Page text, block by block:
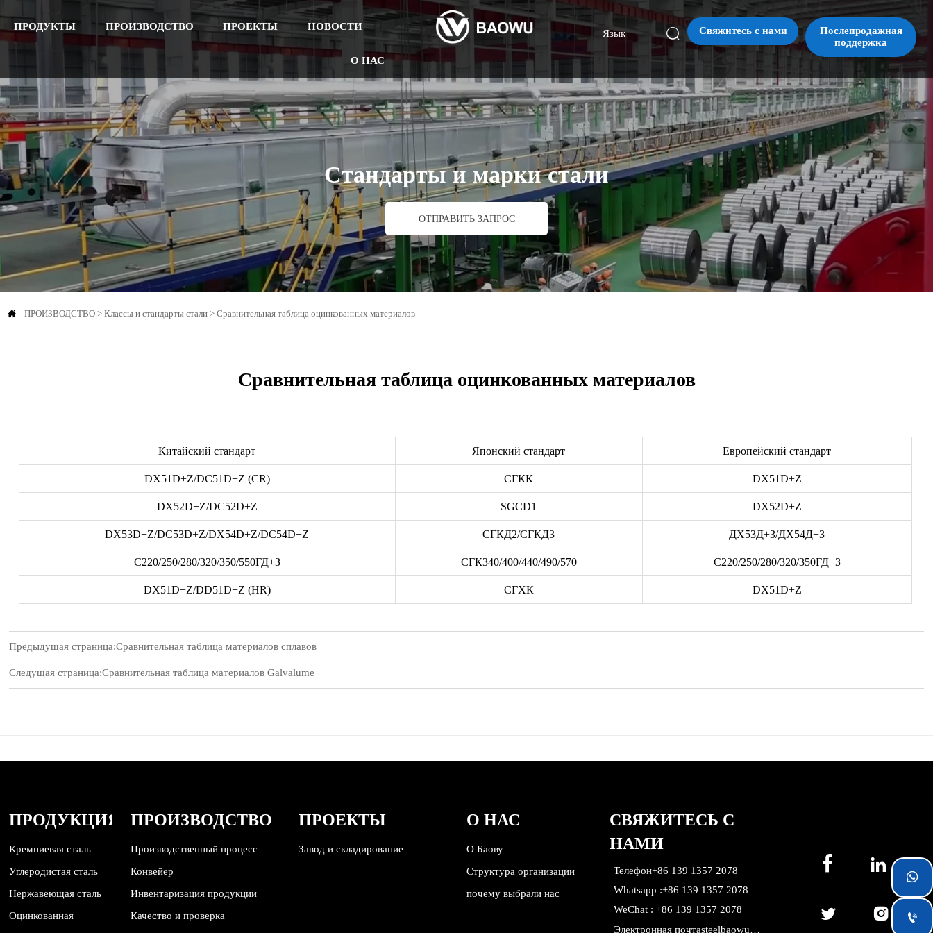
ПРОДУКТЫ ПРОИЗВОДСТВО ПРОЕКТЫ НОВОСТИ
О НАС
Язык  Свяжитесь с нами
Послепродажная
поддержка
Стандарты и марки стали
ОТПРАВИТЬ ЗАПРОС
 ПРОИЗВОДСТВО > Классы и стандарты стали > Сравнительная таблица оцинкованных материалов
Сравнительная таблица оцинкованных материалов
Китайский стандарт Японский стандарт Европейский стандарт
DX51D+Z/DC51D+Z (CR) СГКК DX51D+Z
DX52D+Z/DC52D+Z SGCD1 DX52D+Z
DX53D+Z/DC53D+Z/DX54D+Z/DC54D+Z СГКД2/СГКД3 ДХ53Д+З/ДХ54Д+З
С220/250/280/320/350/550ГД+З СГК340/400/440/490/570 С220/250/280/320/350ГД+З
DX51D+Z/DD51D+Z (HR) СГХК DX51D+Z
Предыдущая страница:Сравнительная таблица материалов сплавов
Следущая страница:Сравнительная таблица материалов Galvalume
ПРОДУКЦИЯ
Кремниевая сталь
Углеродистая сталь
Нержавеющая сталь
Оцинкованная
ПРОИЗВОДСТВО
Производственный процесс
Конвейер
Инвентаризация продукции
Качество и проверка
ПРОЕКТЫ
Завод и складирование
О НАС
О Баову
Структура организации
почему выбрали нас
СВЯЖИТЕСЬ С
НАМИ
Телефон+86 139 1357 2078
Whatsapp :+86 139 1357 2078
WeChat : +86 139 1357 2078
Электронная почтаsteelbaowu@gmail.com
 
 

